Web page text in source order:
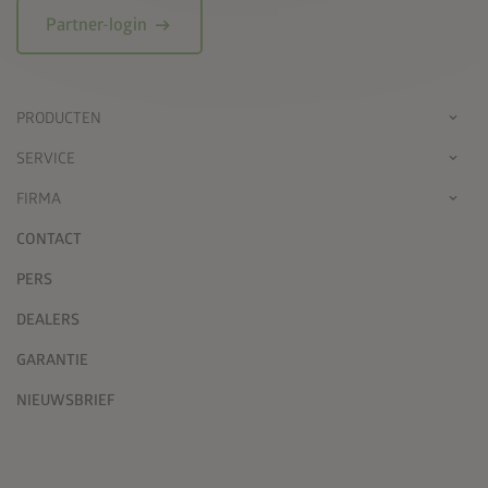
Partner-login arrow_right_alt
PRODUCTEN
SERVICE
FIRMA
CONTACT
PERS
DEALERS
GARANTIE
NIEUWSBRIEF